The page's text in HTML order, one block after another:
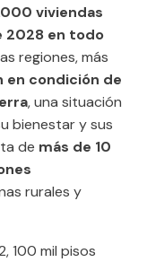
viviendas
2028 en todo
regiones, más
en condición de
, una situación
bienestar y sus
de más de 10
rurales y
100 mil pisos